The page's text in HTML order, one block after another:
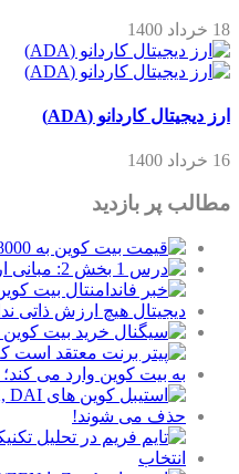
18 خرداد 1400
ارز دیجیتال کاردانو (ADA)
16 خرداد 1400
مطالب پر بازدید